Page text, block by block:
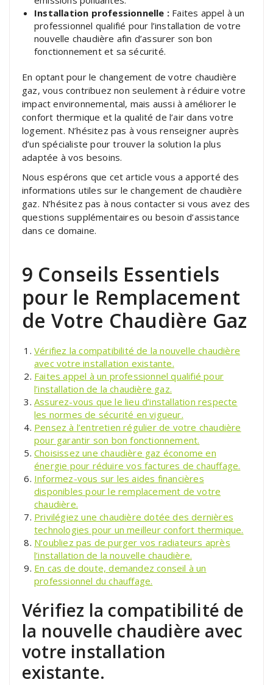
Installation professionnelle : Faites appel à un
professionnel qualifié pour l’installation de votre
nouvelle chaudière afin d’assurer son bon
fonctionnement et sa sécurité.
En optant pour le changement de votre chaudière
gaz, vous contribuez non seulement à réduire votre
impact environnemental, mais aussi à améliorer le
confort thermique et la qualité de l’air dans votre
logement. N’hésitez pas à vous renseigner auprès
d’un spécialiste pour trouver la solution la plus
adaptée à vos besoins.
Nous espérons que cet article vous a apporté des
informations utiles sur le changement de chaudière
gaz. N’hésitez pas à nous contacter si vous avez des
questions supplémentaires ou besoin d’assistance
dans ce domaine.
9 Conseils Essentiels
pour le Remplacement
de Votre Chaudière Gaz
Vérifiez la compatibilité de la nouvelle chaudière
avec votre installation existante.
Faites appel à un professionnel qualifié pour
l’installation de la chaudière gaz.
Assurez-vous que le lieu d’installation respecte
les normes de sécurité en vigueur.
Pensez à l’entretien régulier de votre chaudière
pour garantir son bon fonctionnement.
Choisissez une chaudière gaz économe en
énergie pour réduire vos factures de chauffage.
Informez-vous sur les aides financières
disponibles pour le remplacement de votre
chaudière.
Privilégiez une chaudière dotée des dernières
technologies pour un meilleur confort thermique.
N’oubliez pas de purger vos radiateurs après
l’installation de la nouvelle chaudière.
En cas de doute, demandez conseil à un
professionnel du chauffage.
Vérifiez la compatibilité de
la nouvelle chaudière avec
votre installation
existante.